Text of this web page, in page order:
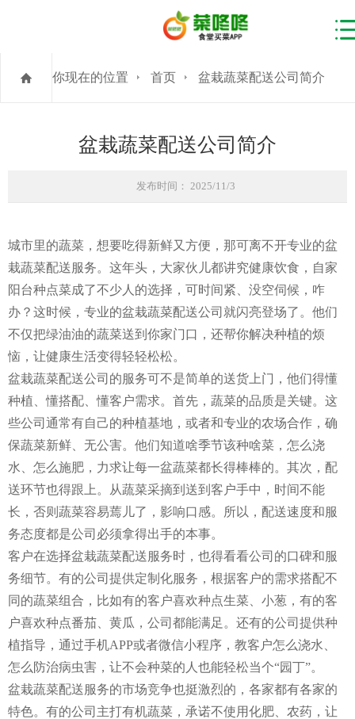
你现在的位置 首页 盆栽蔬菜配送公司简介
盆栽蔬菜配送公司简介
发布时间： 2025/11/3
城市里的蔬菜，想要吃得新鲜又方便，那可离不开专业的盆
栽蔬菜配送服务。这年头，大家伙儿都讲究健康饮食，自家
阳台种点菜成了不少人的选择，可时间紧、没空伺候，咋
办？这时候，专业的盆栽蔬菜配送公司就闪亮登场了。他们
不仅把绿油油的蔬菜送到你家门口，还帮你解决种植的烦
恼，让健康生活变得轻轻松松。
盆栽蔬菜配送公司的服务可不是简单的送货上门，他们得懂
种植、懂搭配、懂客户需求。首先，蔬菜的品质是关键。这
些公司通常有自己的种植基地，或者和专业的农场合作，确
保蔬菜新鲜、无公害。他们知道啥季节该种啥菜，怎么浇
水、怎么施肥，力求让每一盆蔬菜都长得棒棒的。其次，配
送环节也得跟上。从蔬菜采摘到送到客户手中，时间不能
长，否则蔬菜容易蔫儿了，影响口感。所以，配送速度和服
务态度都是公司必须拿得出手的本事。
客户在选择盆栽蔬菜配送服务时，也得看看公司的口碑和服
务细节。有的公司提供定制化服务，根据客户的需求搭配不
同的蔬菜组合，比如有的客户喜欢种点生菜、小葱，有的客
户喜欢种点番茄、黄瓜，公司都能满足。还有的公司提供种
植指导，通过手机APP或者微信小程序，教客户怎么浇水、
怎么防治病虫害，让不会种菜的人也能轻松当个“园丁”。
盆栽蔬菜配送服务的市场竞争也挺激烈的，各家都有各家的
特色。有的公司主打有机蔬菜，承诺不使用化肥、农药，让